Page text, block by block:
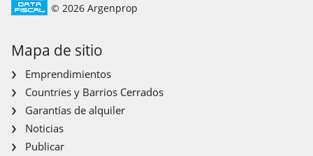
© 2026 Argenprop
Mapa de sitio
Emprendimientos
Countries y Barrios Cerrados
Garantías de alquiler
Noticias
Publicar